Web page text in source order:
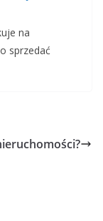
na
sprzedać